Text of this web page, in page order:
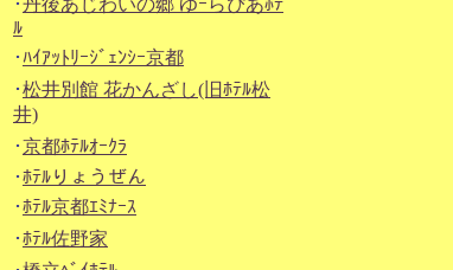
･丹後あじわいの郷 ゆｰらぴあﾎﾃ
ﾙ
･ﾊｲｱｯﾄﾘｰｼﾞｪﾝｼｰ京都
･松井別館 花かんざし(旧ﾎﾃﾙ松
井)
･京都ﾎﾃﾙｵｰｸﾗ
･ﾎﾃﾙりょうぜん
･ﾎﾃﾙ京都ｴﾐﾅｰｽ
･ﾎﾃﾙ佐野家